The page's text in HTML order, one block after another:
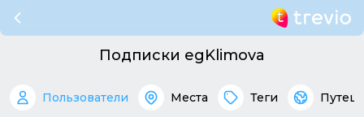
Подписки egKlimova
Пользователи Места Теги